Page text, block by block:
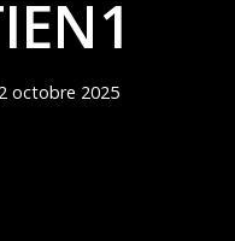
octobre 2025